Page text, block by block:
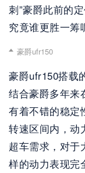
刺”豪爵此前的
究竟谁更胜一筹
豪爵ufr150
豪爵ufr150搭载
结合豪爵多年来
有着不错的稳定
转速区间内，动
超车需求，对于
样的动力表现完